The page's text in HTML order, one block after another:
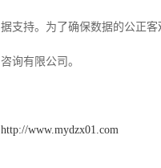
据支持。 为了确保数据的公正客
咨询有限公司。
http://www.mydzx01.com